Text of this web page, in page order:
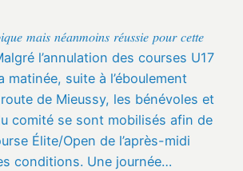
𝑚𝑎𝑖𝑠 𝑛𝑒́𝑎𝑛𝑚𝑜𝑖𝑛𝑠 𝑟𝑒́𝑢𝑠𝑠𝑖𝑒 𝑝𝑜𝑢𝑟 𝑐𝑒𝑡𝑡𝑒
l’annulation des courses U17
matinée, suite à l’éboulement
de Mieussy, les bénévoles et
comité se sont mobilisés afin de
Élite/Open de l’après-midi
conditions. Une journée…